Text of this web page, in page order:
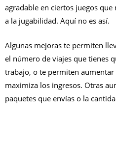
agradable en ciertos juegos
a la jugabilidad. Aquí no es así.
Algunas mejoras te permiten
el número de viajes que tienes
trabajo, o te permiten
maximiza los ingresos. Otras
paquetes que envías o la